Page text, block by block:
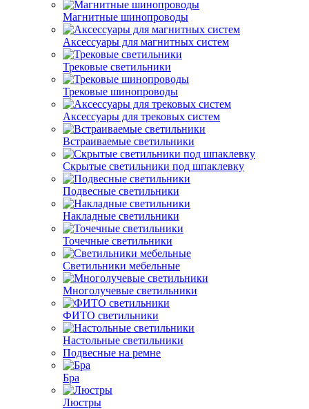
Магнитные шинопроводы
Аксессуары для магнитных систем
Трековые светильники
Трековые шинопроводы
Аксессуары для трековых систем
Встраиваемые светильники
Скрытые светильники под шпаклевку
Подвесные светильники
Накладные светильники
Точечные светильники
Светильники мебельные
Многолучевые светильники
ФИТО светильники
Настольные светильники
Подвесные на ремне
Бра
Люстры